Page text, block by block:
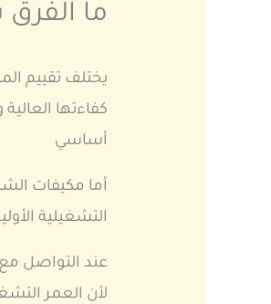
ما
يختلف تقييم
كفاءتها
أساسي
أما مكيفات
التشغيلية
عند التواصل
لأن العمر